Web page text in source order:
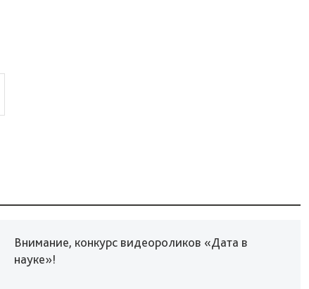
Внимание, конкурс видеороликов «Дата в
науке»!